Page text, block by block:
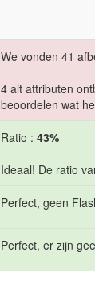
We vonden 41
4 alt attributen
beoordelen wat
Ratio : 43%
Ideaal! De ratio
Perfect, geen
Perfect, er zijn